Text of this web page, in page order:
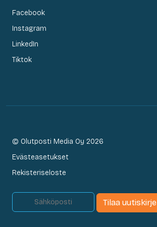
Facebook
Instagram
LinkedIn
Tiktok
© Olutposti Media Oy 2026
Evästeasetukset
Rekisteriseloste
Tilaa uutiskirje